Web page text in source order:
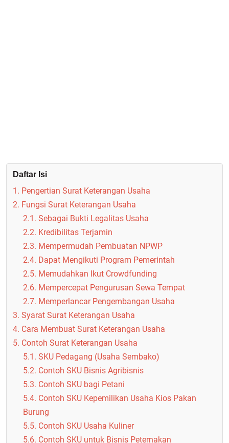
Daftar Isi
1. Pengertian Surat Keterangan Usaha
2. Fungsi Surat Keterangan Usaha
2.1. Sebagai Bukti Legalitas Usaha
2.2. Kredibilitas Terjamin
2.3. Mempermudah Pembuatan NPWP
2.4. Dapat Mengikuti Program Pemerintah
2.5. Memudahkan Ikut Crowdfunding
2.6. Mempercepat Pengurusan Sewa Tempat
2.7. Memperlancar Pengembangan Usaha
3. Syarat Surat Keterangan Usaha
4. Cara Membuat Surat Keterangan Usaha
5. Contoh Surat Keterangan Usaha
5.1. SKU Pedagang (Usaha Sembako)
5.2. Contoh SKU Bisnis Agribisnis
5.3. Contoh SKU bagi Petani
5.4. Contoh SKU Kepemilikan Usaha Kios Pakan
Burung
5.5. Contoh SKU Usaha Kuliner
5.6. Contoh SKU untuk Bisnis Peternakan